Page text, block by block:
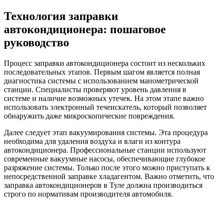
Технология заправки
автокондиционера: пошаговое
руководство
Процесс заправки автокондиционера состоит из нескольких
последовательных этапов. Первым шагом является полная
диагностика системы с использованием манометрической
станции. Специалисты проверяют уровень давления в
системе и наличие возможных утечек. На этом этапе важно
использовать электронный течеискатель, который позволяет
обнаружить даже микроскопические повреждения.
Далее следует этап вакуумирования системы. Эта процедура
необходима для удаления воздуха и влаги из контура
автокондиционера. Профессиональные станции используют
современные вакуумные насосы, обеспечивающие глубокое
разряжение системы. Только после этого можно приступать к
непосредственной заправке хладагентом. Важно отметить, что
заправка автокондиционеров в Туле должна производиться
строго по нормативам производителя автомобиля.